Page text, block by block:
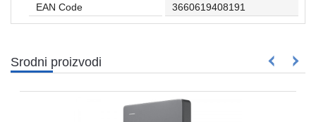
EAN Code
3660619408191
Srodni proizvodi